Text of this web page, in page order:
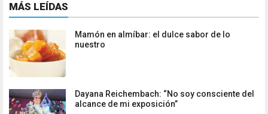
MÁS LEÍDAS
Mamón en almíbar: el dulce sabor de lo
nuestro
Dayana Reichembach: “No soy consciente del
alcance de mi exposición”